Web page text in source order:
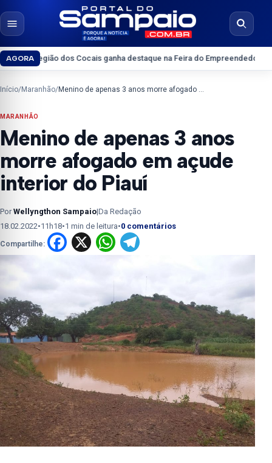
Pular para o conteúdo
Abrir menu
Abrir
AGORA
dos Cocais ganha destaque na Feira do Empreendedor 2026Interior do
Início/Maranhão/ Menino de apenas 3 anos morre afogado em açude interior do Piauí
MARANHÃO
Menino de apenas 3 anos
morre afogado em açude
interior do Piauí
PorWellyngthon Sampaio|Da Redação
18.02.2022•11h18•1 min de leitura•0 comentários
Compartilhe: Facebook
X WhatsApp